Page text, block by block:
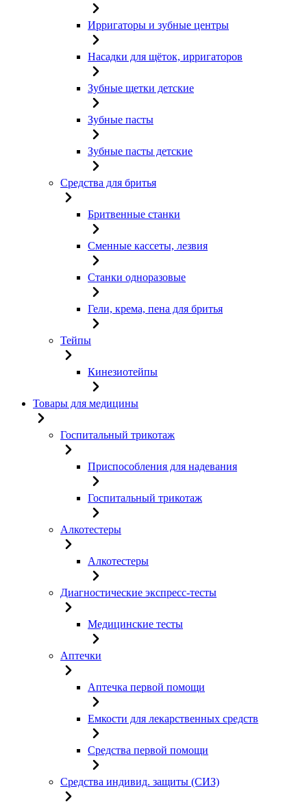
Ирригаторы и зубные центры
Насадки для щёток, ирригаторов
Зубные щетки детские
Зубные пасты
Зубные пасты детские
Средства для бритья
Бритвенные станки
Сменные кассеты, лезвия
Станки одноразовые
Гели, крема, пена для бритья
Тейпы
Кинезиотейпы
Товары для медицины
Госпитальный трикотаж
Приспособления для надевания
Госпитальный трикотаж
Алкотестеры
Алкотестеры
Диагностические экспресс-тесты
Медицинские тесты
Аптечки
Аптечка первой помощи
Емкости для лекарственных средств
Средства первой помощи
Средства индивид. защиты (СИЗ)